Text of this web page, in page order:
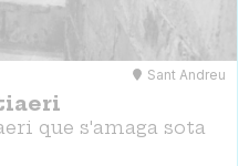
Sant Andreu
que s'amaga sota